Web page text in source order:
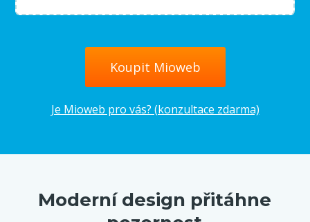
Koupit Mioweb
Je Mioweb pro vás? (konzultace zdarma)
Moderní design přitáhne